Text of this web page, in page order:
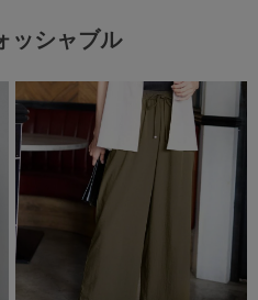
ッシャブル